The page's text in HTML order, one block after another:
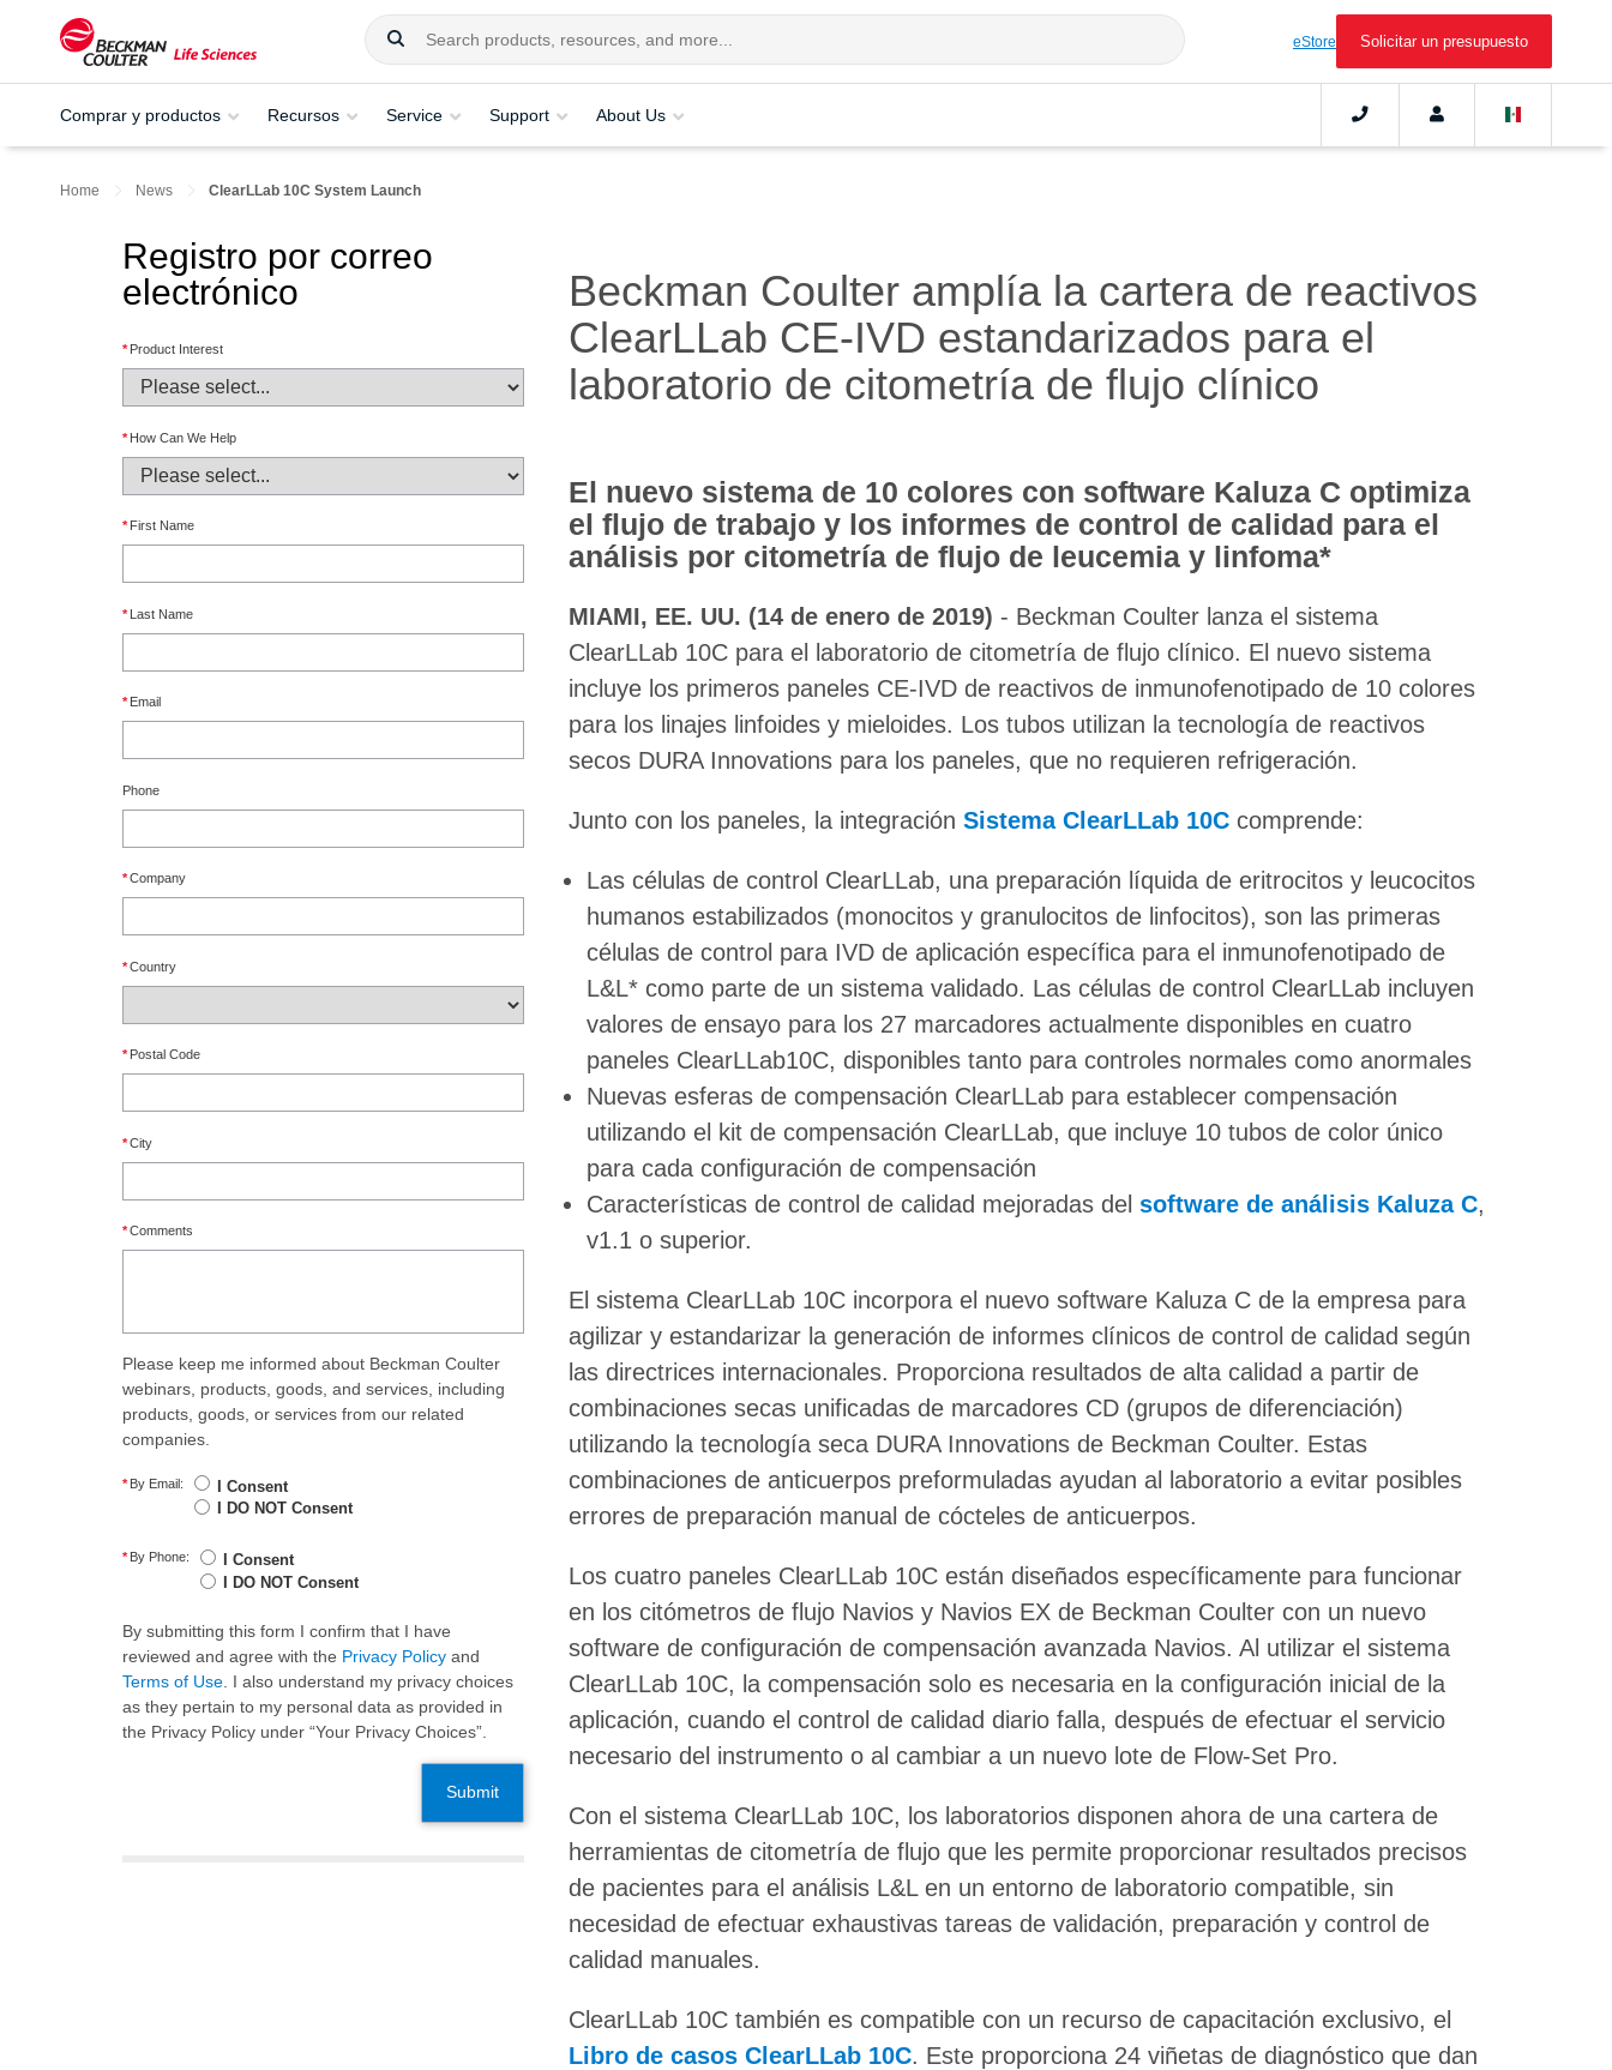
eStore Solicitar un presupuesto
Comprar y productos Recursos Service Support About Us
Home News ClearLLab 10C System Launch
Registro por correo
electrónico
* Product Interest
* How Can We Help
* First Name
* Last Name
* Email
Phone
*Company
*Country
* Postal Code
*City
*Comments
Please keep me informed about Beckman Coulter
webinars, products, goods, and services, including
products, goods, or services from our related
companies.
* By Email:
I Consent
I DO NOT Consent
* By Phone:
I Consent
I DO NOT Consent
By submitting this form I confirm that I have
reviewed and agree with the Privacy Policy and
Terms of Use . I also understand my privacy choices
as they pertain to my personal data as provided in
the Privacy Policy under “Your Privacy Choices”.
Submit
Beckman Coulter amplía la cartera de reactivos
ClearLLab CE-IVD estandarizados para el
laboratorio de citometría de flujo clínico
El nuevo sistema de 10 colores con software Kaluza C optimiza
el flujo de trabajo y los informes de control de calidad para el
análisis por citometría de flujo de leucemia y linfoma*
MIAMI, EE. UU. (14 de enero de 2019) - Beckman Coulter lanza el sistema
ClearLLab 10C para el laboratorio de citometría de flujo clínico. El nuevo sistema
incluye los primeros paneles CE-IVD de reactivos de inmunofenotipado de 10 colores
para los linajes linfoides y mieloides. Los tubos utilizan la tecnología de reactivos
secos DURA Innovations para los paneles, que no requieren refrigeración.
Junto con los paneles, la integración Sistema ClearLLab 10Ccomprende:
Las células de control ClearLLab, una preparación líquida de eritrocitos y leucocitos
humanos estabilizados (monocitos y granulocitos de linfocitos), son las primeras
células de control para IVD de aplicación específica para el inmunofenotipado de
L&L* como parte de un sistema validado. Las células de control ClearLLab incluyen
valores de ensayo para los 27 marcadores actualmente disponibles en cuatro
paneles ClearLLab10C, disponibles tanto para controles normales como anormales
Nuevas esferas de compensación ClearLLab para establecer compensación
utilizando el kit de compensación ClearLLab, que incluye 10 tubos de color único
para cada configuración de compensación
Características de control de calidad mejoradas del software de análisis Kaluza C,
v1.1 o superior.
El sistema ClearLLab 10C incorpora el nuevo software Kaluza C de la empresa para
agilizar y estandarizar la generación de informes clínicos de control de calidad según
las directrices internacionales. Proporciona resultados de alta calidad a partir de
combinaciones secas unificadas de marcadores CD (grupos de diferenciación)
utilizando la tecnología seca DURA Innovations de Beckman Coulter. Estas
combinaciones de anticuerpos preformuladas ayudan al laboratorio a evitar posibles
errores de preparación manual de cócteles de anticuerpos.
Los cuatro paneles ClearLLab 10C están diseñados específicamente para funcionar
en los citómetros de flujo Navios y Navios EX de Beckman Coulter con un nuevo
software de configuración de compensación avanzada Navios. Al utilizar el sistema
ClearLLab 10C, la compensación solo es necesaria en la configuración inicial de la
aplicación, cuando el control de calidad diario falla, después de efectuar el servicio
necesario del instrumento o al cambiar a un nuevo lote de Flow-Set Pro.
Con el sistema ClearLLab 10C, los laboratorios disponen ahora de una cartera de
herramientas de citometría de flujo que les permite proporcionar resultados precisos
de pacientes para el análisis L&L en un entorno de laboratorio compatible, sin
necesidad de efectuar exhaustivas tareas de validación, preparación y control de
calidad manuales.
ClearLLab 10C también es compatible con un recurso de capacitación exclusivo, el
Libro de casos ClearLLab 10C. Este proporciona 24 viñetas de diagnóstico que dan